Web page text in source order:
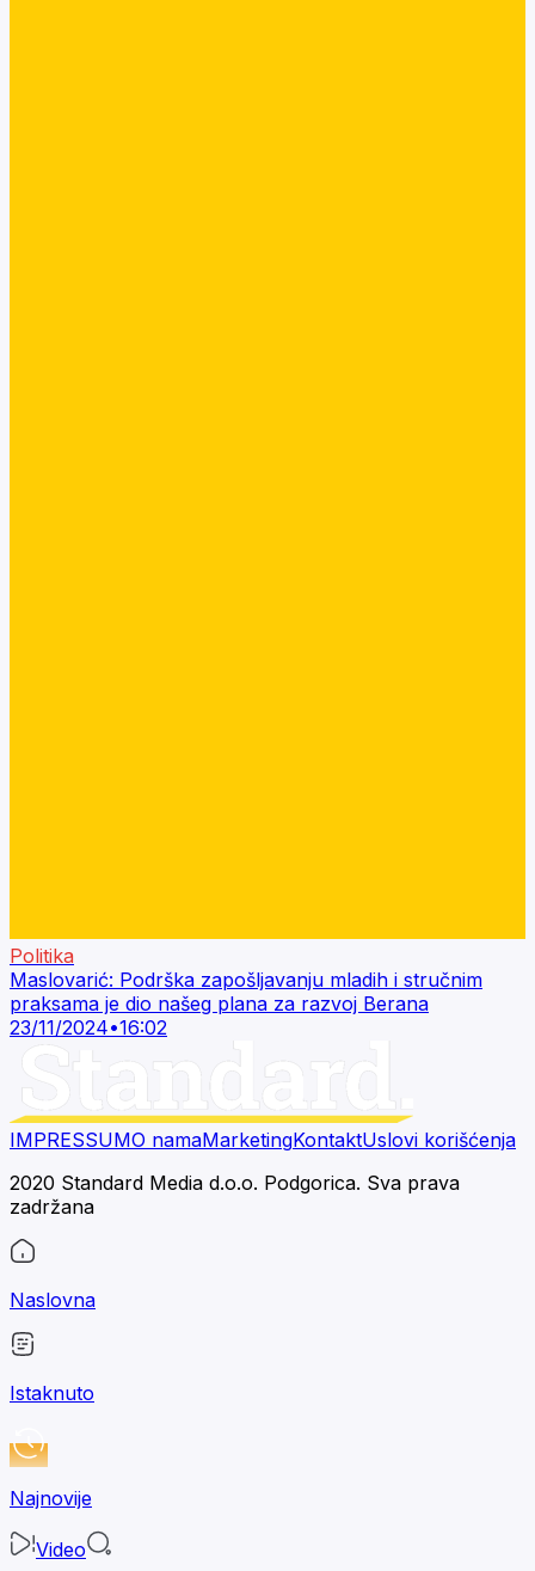
Politika
Maslovarić: Podrška zapošljavanju mladih i stručnim
praksama je dio našeg plana za razvoj Berana
23/11/2024•16:02
IMPRESSUMO namaMarketingKontaktUslovi korišćenja
2020 Standard Media d.o.o. Podgorica. Sva prava
zadržana
Naslovna
Istaknuto
Najnovije
Video